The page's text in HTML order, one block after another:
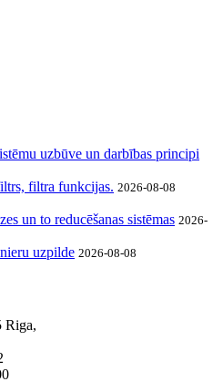
uzbūve un darbības principi
filtra funkcijas. 2026-08-08
un to reducēšanas sistēmas 2026-
uzpilde 2026-08-08
Riga,